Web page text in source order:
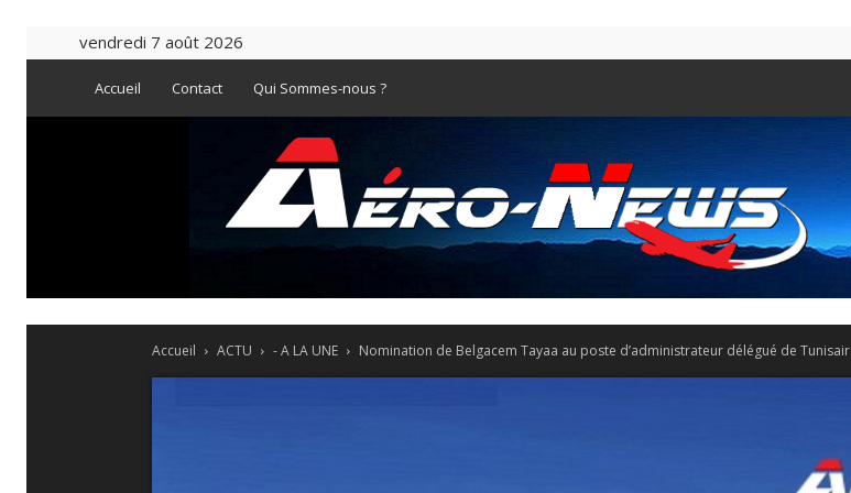
vendredi 7 août 2026
Accueil Contact Qui Sommes-nous ?
Accueil ACTU - A LA UNE Nomination de Belgacem Tayaa au poste d’administrateur délégué de Tunisair